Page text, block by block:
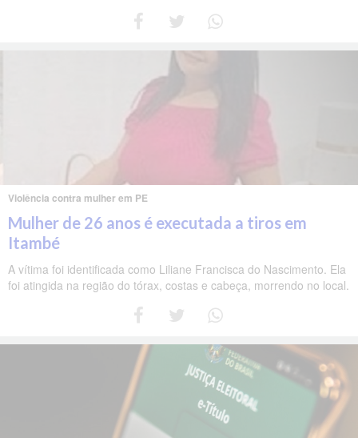
Violência contra mulher em PE
Mulher de 26 anos é executada a tiros em
Itambé
A vítima foi identificada como Liliane Francisca do Nascimento. Ela
foi atingida na região do tórax, costas e cabeça, morrendo no local.